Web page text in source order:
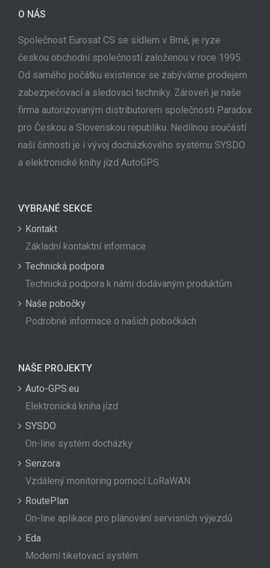
O NÁS
Společnost Eurosat CS se sídlem v Brně, je ryze
českou obchodní společností založenou v roce 1995.
Od samého počátku existence se zabýváme prodejem
zabezpečovací a sledovací techniky. Zároveň je naše
firma autorizovaným distributorem společnosti Paradox
pro Českou a Slovenskou republiku. Nedílnou součástí
naší činnosti je i vývoj docházkového systému SYSDO
a elektronické knihy jízd AutoGPS.
VYBRANÉ SEKCE
Kontakt
Základní kontaktní informace
Technická podpora
Technická podpora k námi dodávaným produktům
Naše pobočky
Podrobné informace o našich pobočkách
NAŠE PROJEKTY
Auto-GPS.eu
Elektronická kniha jízd
SYSDO
On-line systém docházky
Senzora
Vzdálený monitoring pomocí LoRaWAN
RoutePlan
On-line aplikace pro plánování servisních výjezdů
Eda
Moderní tiketovací systém